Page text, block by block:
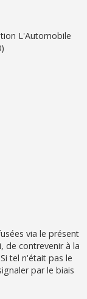
L'Automobile
via le présent
de contrevenir à la
tel n'était pas le
par le biais